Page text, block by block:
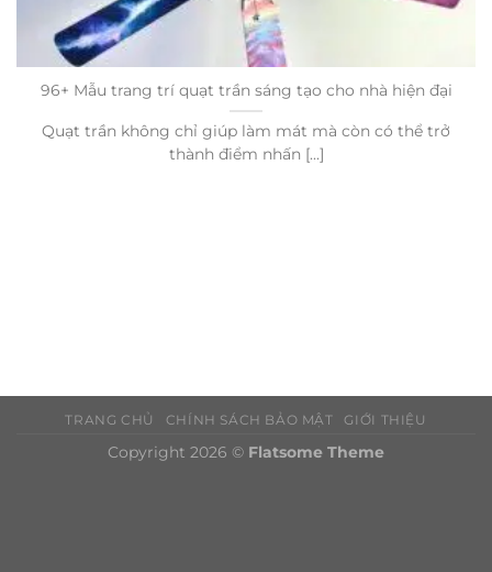
96+ Mẫu trang trí quạt trần sáng tạo cho nhà hiện đại
Quạt trần không chỉ giúp làm mát mà còn có thể trở
thành điểm nhấn [...]
TRANG CHỦ CHÍNH SÁCH BẢO MẬT GIỚI THIỆU
Copyright 2026 © Flatsome Theme